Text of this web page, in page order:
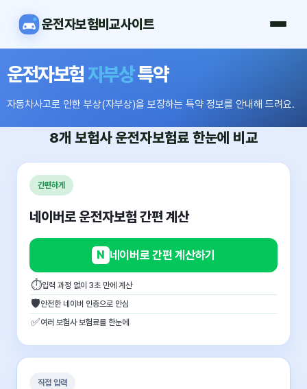
운전자보험비교사이트
운전자보험자부상특약
자동차사고로 인한 부상(자부상)을 보장하는 특약 정보를 안내해 드려요.
8개 보험사운전자보험료 한눈에 비교
간편하게
네이버로 운전자보험 간편 계산
N 네이버로 간편 계산하기
⏱입력 과정 없이 3초 만에 계산
🛡안전한 네이버 인증으로 안심
✅여러 보험사 보험료를 한눈에
직접 입력